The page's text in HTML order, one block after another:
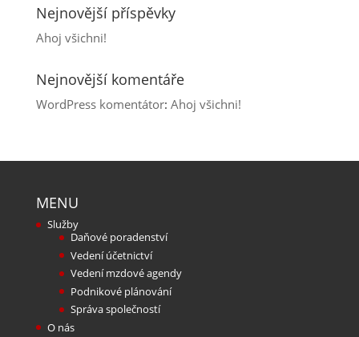
Nejnovější příspěvky
Ahoj všichni!
Nejnovější komentáře
WordPress komentátor: Ahoj všichni!
MENU
Služby
Daňové poradenství
Vedení účetnictví
Vedení mzdové agendy
Podnikové plánování
Správa společností
O nás